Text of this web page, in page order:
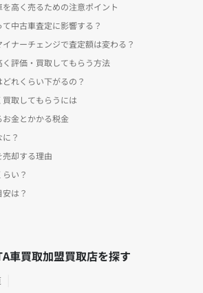
高く売るための注意ポイント
中古車査定に影響する？
ナーチェンジで査定額は変わる？
評価・買取してもらう方法
れくらい下がるの？
取してもらうには
金とかかる税金
？
却する理由
い？
は？
車買取加盟買取店を探す